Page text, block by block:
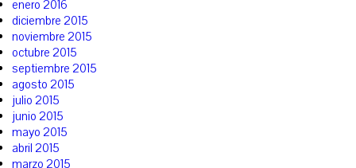
enero 2016
diciembre 2015
noviembre 2015
octubre 2015
septiembre 2015
agosto 2015
julio 2015
junio 2015
mayo 2015
abril 2015
marzo 2015